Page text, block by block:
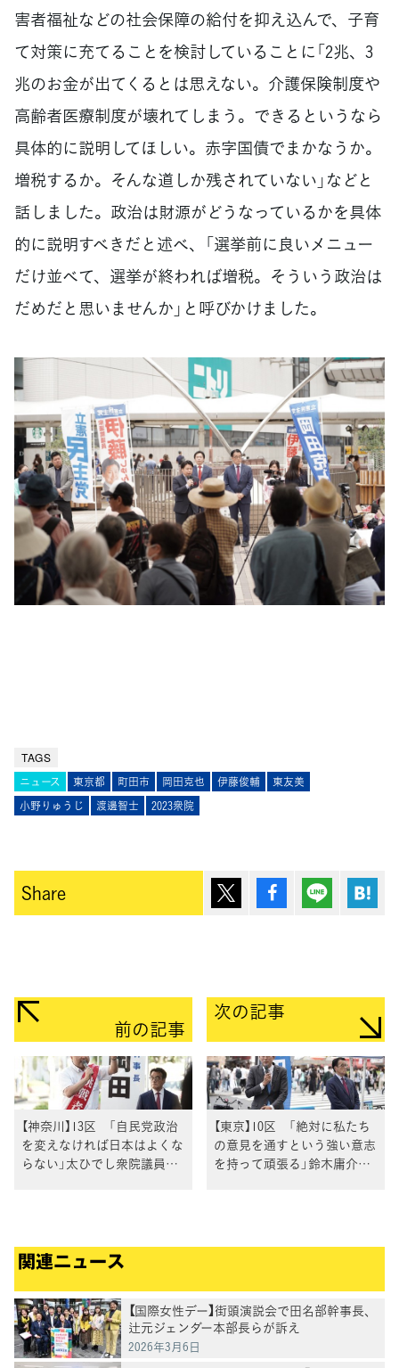
害者福祉などの社会保障の給付を抑え込んで、子育
て対策に充てることを検討していることに「2兆、3
兆のお金が出てくるとは思えない。介護保険制度や
高齢者医療制度が壊れてしまう。できるというなら
具体的に説明してほしい。赤字国債でまかなうか。
増税するか。そんな道しか残されていない」などと
話しました。政治は財源がどうなっているかを具体
的に説明すべきだと述べ、「選挙前に良いメニュー
だけ並べて、選挙が終われば増税。そういう政治は
だめだと思いませんか」と呼びかけました。
TAGS
ニュース 東京都 町田市 岡田克也 伊藤俊輔
東友美
小野りゅうじ
渡邊智士 2023衆院
Share ポスト シェア Lineで送
前の記事
【神奈川】13区 「自民党政治
を変えなければ日本はよくな
らない」太ひでし衆院議員が
次の記事
【東京】10区 「絶対に私たち
の意見を通すという強い意志
を持って頑張る」鈴木庸介衆
関連ニュース
【国際女性デー】街頭演説会で田名部幹事長、
辻元ジェンダー本部長らが訴え
2026年3月6日